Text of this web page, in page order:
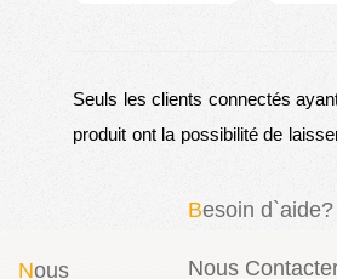
Seuls les clients connectés
produit ont la possibilité de
Nous
Besoin d`aide?
Nous